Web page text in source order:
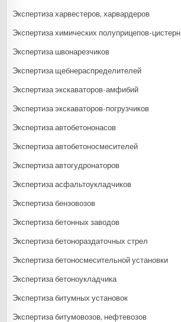
Экспертиза харвестеров, харвардеров
Экспертиза химических полуприцепов-цистерн
Экспертиза швонарезчиков
Экспертиза щебнераспределителей
Экспертиза экскаваторов-амфибий
Экспертиза экскаваторов-погрузчиков
Экспертиза автобетононасов
Экспертиза автобетоносмесителей
Экспертиза автогудронаторов
Экспертиза асфальтоукладчиков
Экспертиза бензовозов
Экспертиза бетонных заводов
Экспертиза бетонораздаточных стрел
Экспертиза бетоносмесительной установки
Экспертиза бетоноукладчика
Экспертиза битумных установок
Экспертиза битумовозов, нефтевозов